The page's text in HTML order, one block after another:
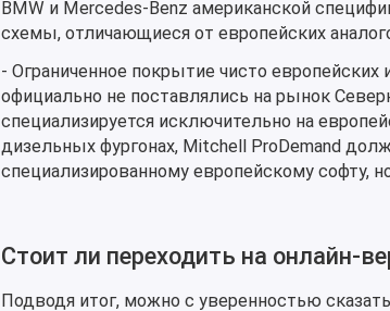
BMW и Mercedes-Benz американской
схемы, отличающиеся от европейских
- Ограниченное покрытие чисто
официально не поставлялись на рынок
специализируется исключительно на
дизельных фургонах, Mitchell ProDemand
специализированному европейскому софту,
Стоит ли переходить на онлайн-
Подводя итог, можно с уверенностью